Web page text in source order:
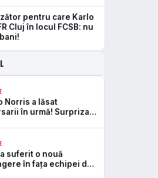
pentru care Karlo
Cluj în locul FCSB: nu
Norris a lăsat
în urmă! Surpriza
E pe locul 1! 🏎️💨🔥
suferit o nouă
în faţa echipei de